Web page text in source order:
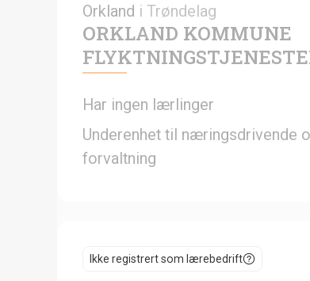
Orkland i Trøndelag
ORKLAND KOMMUNE
Har ingen lærlinger
Underenhet til næringsdrivende
forvaltning
Ikke registrert som lærebedrift